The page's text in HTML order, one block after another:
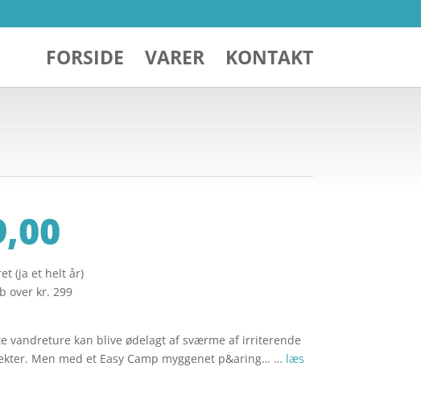
FORSIDE VARER KONTAKT
(ja et helt år)
over kr. 299
vandreture kan blive ødelagt af sværme af irriterende
Men med et Easy Camp myggenet p&aring… … læs